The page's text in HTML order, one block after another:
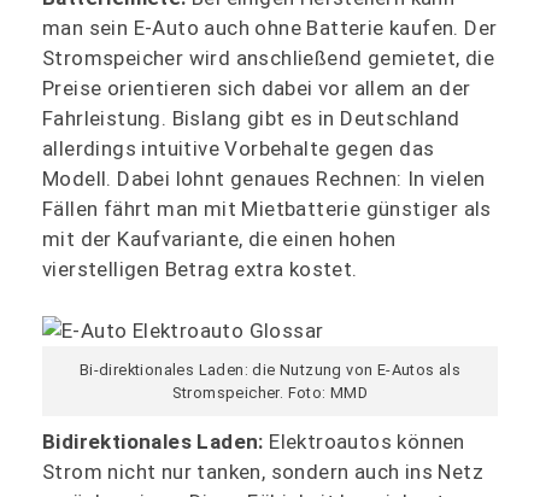
man sein E-Auto auch ohne Batterie kaufen. Der
Stromspeicher wird anschließend gemietet, die
Preise orientieren sich dabei vor allem an der
Fahrleistung. Bislang gibt es in Deutschland
allerdings intuitive Vorbehalte gegen das
Modell. Dabei lohnt genaues Rechnen: In vielen
Fällen fährt man mit Mietbatterie günstiger als
mit der Kaufvariante, die einen hohen
vierstelligen Betrag extra kostet.
Bi-direktionales Laden: die Nutzung von E-Autos als
Stromspeicher. Foto: MMD
Bidirektionales Laden: Elektroautos können
Strom nicht nur tanken, sondern auch ins Netz